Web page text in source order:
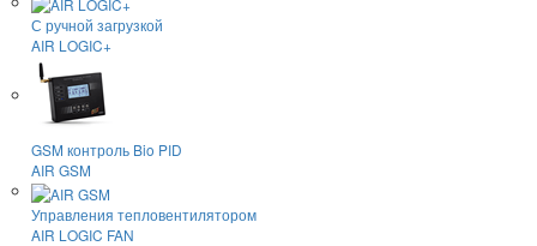
С ручной загрузкой
AIR LOGIC+
GSM контроль Bio PID
AIR GSM
Управления тепловентилятором
AIR LOGIC FAN